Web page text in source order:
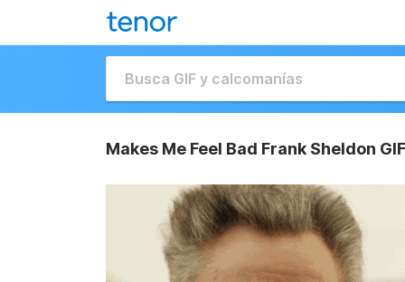
Makes Me Feel Bad Frank Sheldon GIF